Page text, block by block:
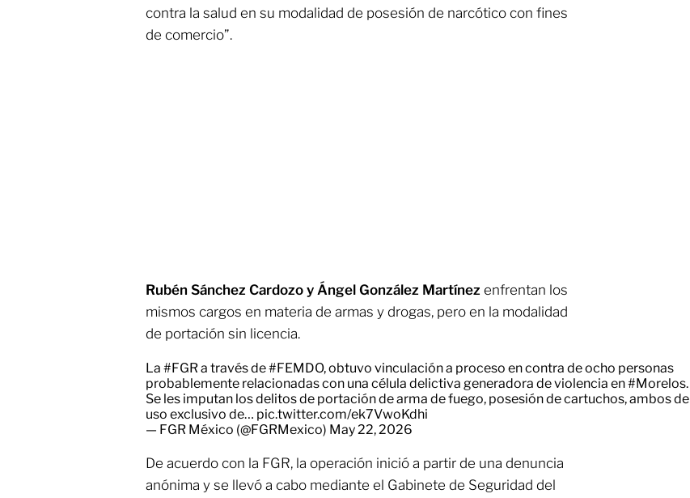
contra la salud en su modalidad de posesión de narcótico con fines
de comercio”.
Rubén Sánchez Cardozo y Ángel González Martínez enfrentan los
mismos cargos en materia de armas y drogas, pero en la modalidad
de portación sin licencia.
La #FGRa través de#FEMDO, obtuvo vinculación a proceso en contra de ocho personas
probablemente relacionadas con una célula delictiva generadora de violencia en#Morelos.
Se les imputan los delitos de portación de arma de fuego, posesión de cartuchos, ambos de
uso exclusivo de… pic.twitter.com/ek7VwoKdhi
— FGR México (@FGRMexico) May 22, 2026
De acuerdo con la FGR, la operación inició a partir de una denuncia
anónima y se llevó a cabo mediante el Gabinete de Seguridad del